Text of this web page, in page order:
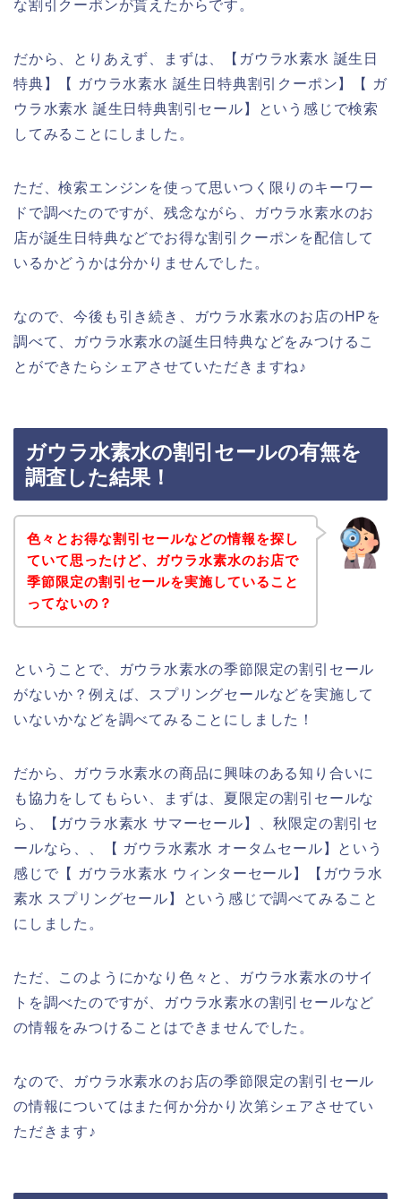
な割引クーポンが貰えたからです。
だから、とりあえず、まずは、【ガウラ水素水 誕生日
特典】【 ガウラ水素水 誕生日特典割引クーポン】【 ガ
ウラ水素水 誕生日特典割引セール】という感じで検索
してみることにしました。
ただ、検索エンジンを使って思いつく限りのキーワー
ドで調べたのですが、残念ながら、ガウラ水素水のお
店が誕生日特典などでお得な割引クーポンを配信して
いるかどうかは分かりませんでした。
なので、今後も引き続き、ガウラ水素水のお店のHPを
調べて、ガウラ水素水の誕生日特典などをみつけるこ
とができたらシェアさせていただきますね♪
ガウラ水素水の割引セールの有無を
調査した結果！
色々とお得な割引セールなどの情報を探し
ていて思ったけど、ガウラ水素水のお店で
季節限定の割引セールを実施していること
ってないの？
ということで、ガウラ水素水の季節限定の割引セール
がないか？例えば、スプリングセールなどを実施して
いないかなどを調べてみることにしました！
だから、ガウラ水素水の商品に興味のある知り合いに
も協力をしてもらい、まずは、夏限定の割引セールな
ら、【ガウラ水素水 サマーセール】、秋限定の割引セ
ールなら、、【 ガウラ水素水 オータムセール】という
感じで【 ガウラ水素水 ウィンターセール】【ガウラ水
素水 スプリングセール】という感じで調べてみること
にしました。
ただ、このようにかなり色々と、ガウラ水素水のサイ
トを調べたのですが、ガウラ水素水の割引セールなど
の情報をみつけることはできませんでした。
なので、ガウラ水素水のお店の季節限定の割引セール
の情報についてはまた何か分かり次第シェアさせてい
ただきます♪